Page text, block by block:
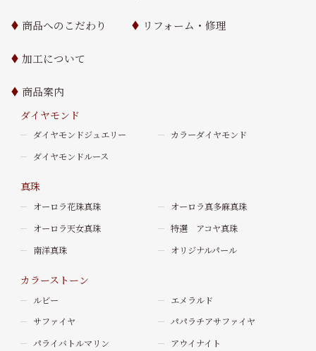
商品へのこだわり リフォーム・修理
加工について
商品案内
ダイヤモンド
ダイヤモンドジュエリー
カラーダイヤモンド
ダイヤモンドルース
真珠
オーロラ花珠真珠
オーロラ真多麻真珠
オーロラ天女真珠
特選 アコヤ真珠
南洋真珠
オリジナルパール
カラーストーン
ルビー
エメラルド
サファイヤ
パパラチアサファイヤ
パライバトルマリン
アウイナイト